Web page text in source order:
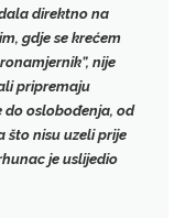
direktno na
gdje se krećem
nije
pripremaju
do oslobođenja, od
što nisu uzeli prije
je uslijedio